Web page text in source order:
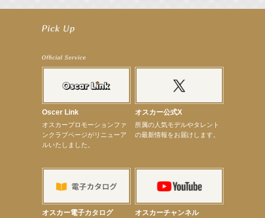
【elfin’】8月16日（日）「全世界」発売記念イベント決定！
【昆虫ハンター牧田習】8月13日（木）プライムツリー赤池「ふれあい昆虫フェスティバル」トーク
【井頭愛海】『小さなお葬式』TV-CM出演！
【髙橋ひかる】7月雑誌掲載情報
【elfin’】7thシングル『全世界』がFMふくろうでパワープレイO.A.決定
【上戸彩】「サントリードリームマッチ2026」 始球式
【上戸彩】サントリー「−196」新CM出演！
【elfin’】【小倉舞子】8月9日（日）「MxM’s produce event vol.14」に出演決定！
【宇垣美里】「マンガ【推しの子】展‐星のキセキ‐」オープニングイベント
【昆虫ハンター牧田習】7月25日（土）NHKラジオ「石丸謙二郎の山カフェ」出演
【昆虫ハンター牧田習】7月22日（水）TBSラジオ「こねくと」出演
【定本楓馬】映画「藍反射」札幌シアターキノにて8月29日（土）・8月31日（月）2日間限定上映
Oscer Link
オスカープロモーションファ
ンクラブページがリニューア
ルいたしました。
オスカー公式X
所属の人気モデルやタレント
の最新情報をお届けします。
オスカー電子カタログ オスカーチャンネル